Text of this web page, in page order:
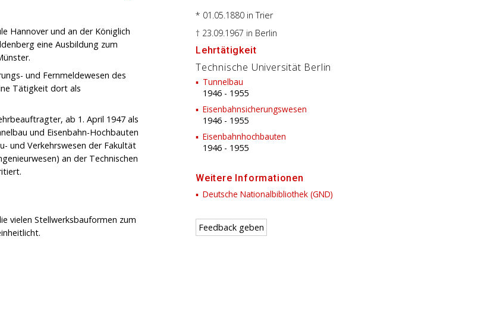
Hannover und an der Königlich
eine Ausbildung zum
und Fernmeldewesen des
Tätigkeit dort als
ab 1. April 1947 als
und Eisenbahn-Hochbauten
und Verkehrswesen der Fakultät
an der Technischen
vielen Stellwerksbauformen zum
* 01.05.1880 in Trier
† 23.09.1967 in Berlin
Lehrtätigkeit
Technische Universität Berlin
Tunnelbau
1946 - 1955
Eisenbahnsicherungswesen
1946 - 1955
Eisenbahnhochbauten
1946 - 1955
Weitere Informationen
Deutsche Nationalbibliothek (GND)
Feedback geben